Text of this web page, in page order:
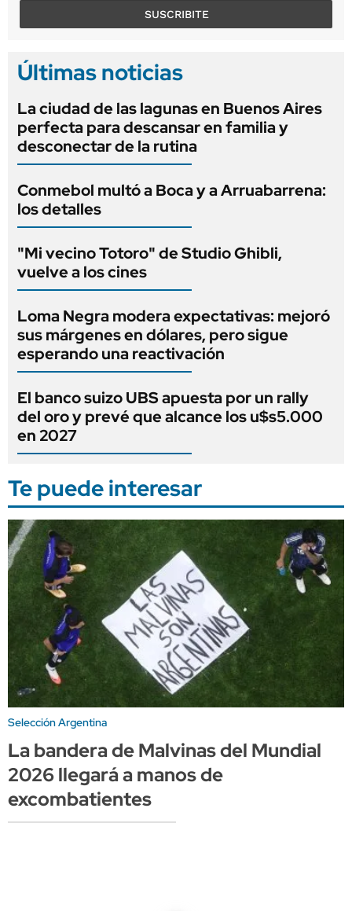
SUSCRIBITE
Últimas noticias
La ciudad de las lagunas en Buenos Aires
perfecta para descansar en familia y
desconectar de la rutina
Conmebol multó a Boca y a Arruabarrena:
los detalles
"Mi vecino Totoro" de Studio Ghibli,
vuelve a los cines
Loma Negra modera expectativas: mejoró
sus márgenes en dólares, pero sigue
esperando una reactivación
El banco suizo UBS apuesta por un rally
del oro y prevé que alcance los u$s5.000
en 2027
Te puede interesar
Selección Argentina
La bandera de Malvinas del Mundial
2026 llegará a manos de
excombatientes